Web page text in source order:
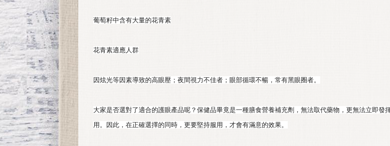
葡萄籽中含有大量的花青素
花青素適應人群
因炫光等因素導致的高眼壓；夜間視力不佳者；眼部循環不暢，常有黑眼圈者。
大家是否選對了適合的護眼產品呢？保健品畢竟是一種膳食營養補充劑，無法取代藥物，更無法立即發
用。因此，在正確選擇的同時，更要堅持服用，才會有滿意的效果。